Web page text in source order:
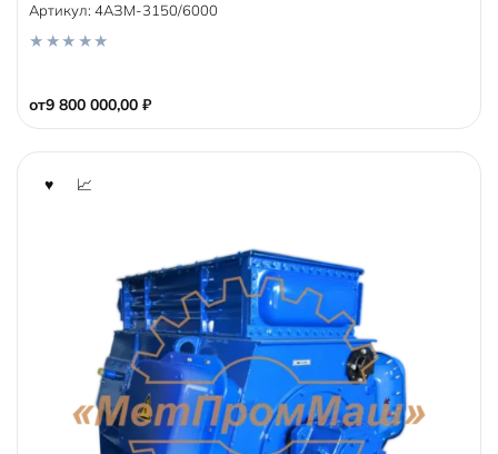
от9 800 000,00 ₽
Артикул: 4АЗМ-3150/6000
u
t
f